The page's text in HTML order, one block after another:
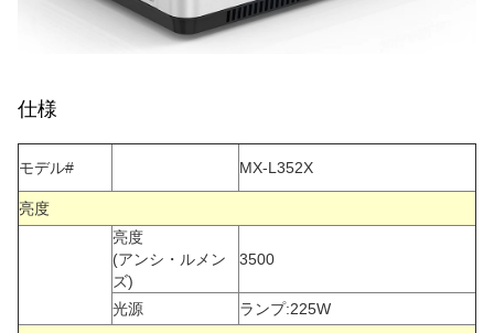
仕様
モデル# MX-L352X
亮度
亮度
(アンシ・ルメン
ズ)
3500
光源
ランプ:225W